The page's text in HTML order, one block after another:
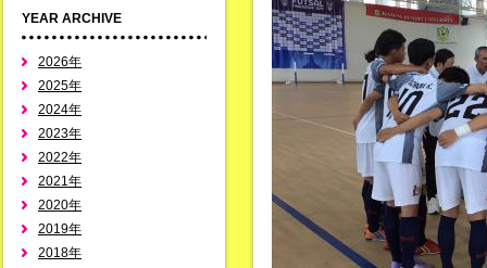
YEAR ARCHIVE
2026年
2025年
2024年
2023年
2022年
2021年
2020年
2019年
2018年